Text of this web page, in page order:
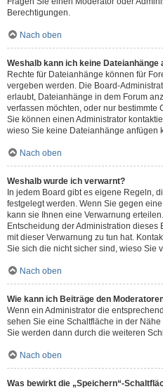
Berechtigungen.
Nach oben
Weshalb kann ich keine Dateianhänge
Rechte für Dateianhänge können für
vergeben werden. Die Board-
erlaubt, Dateianhänge in dem Forum
verfassen möchten, oder nur
Sie können einen Administrator
wieso Sie keine Dateianhänge anfügen
Nach oben
Weshalb wurde ich verwarnt?
In jedem Board gibt es eigene Regeln,
festgelegt werden. Wenn Sie gegen
kann sie Ihnen eine Verwarnung
Entscheidung der Administration
mit dieser Verwarnung zu tun hat.
Sie sich die nicht sicher sind, wieso Sie
Nach oben
Wie kann ich Beiträge den
Wenn ein Administrator die
sehen Sie eine Schaltfläche in der
Sie werden dann durch die weiteren
Nach oben
Was bewirkt die „Speichern“-